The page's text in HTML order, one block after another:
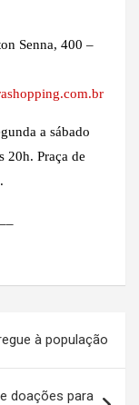
Senna, 400 –
a sábado
20h. Praça de
à população
doações para